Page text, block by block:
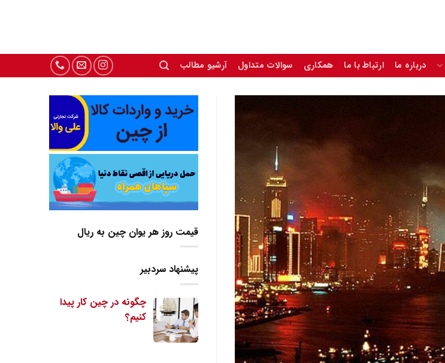
درباره ما ارتباط با ما همکاری سوالات متداول آرشیو مطالب
قیمت روز هر یوان چین به ریال
پیشنهاد سردبیر
چگونه در چین کار پیدا
کنیم؟